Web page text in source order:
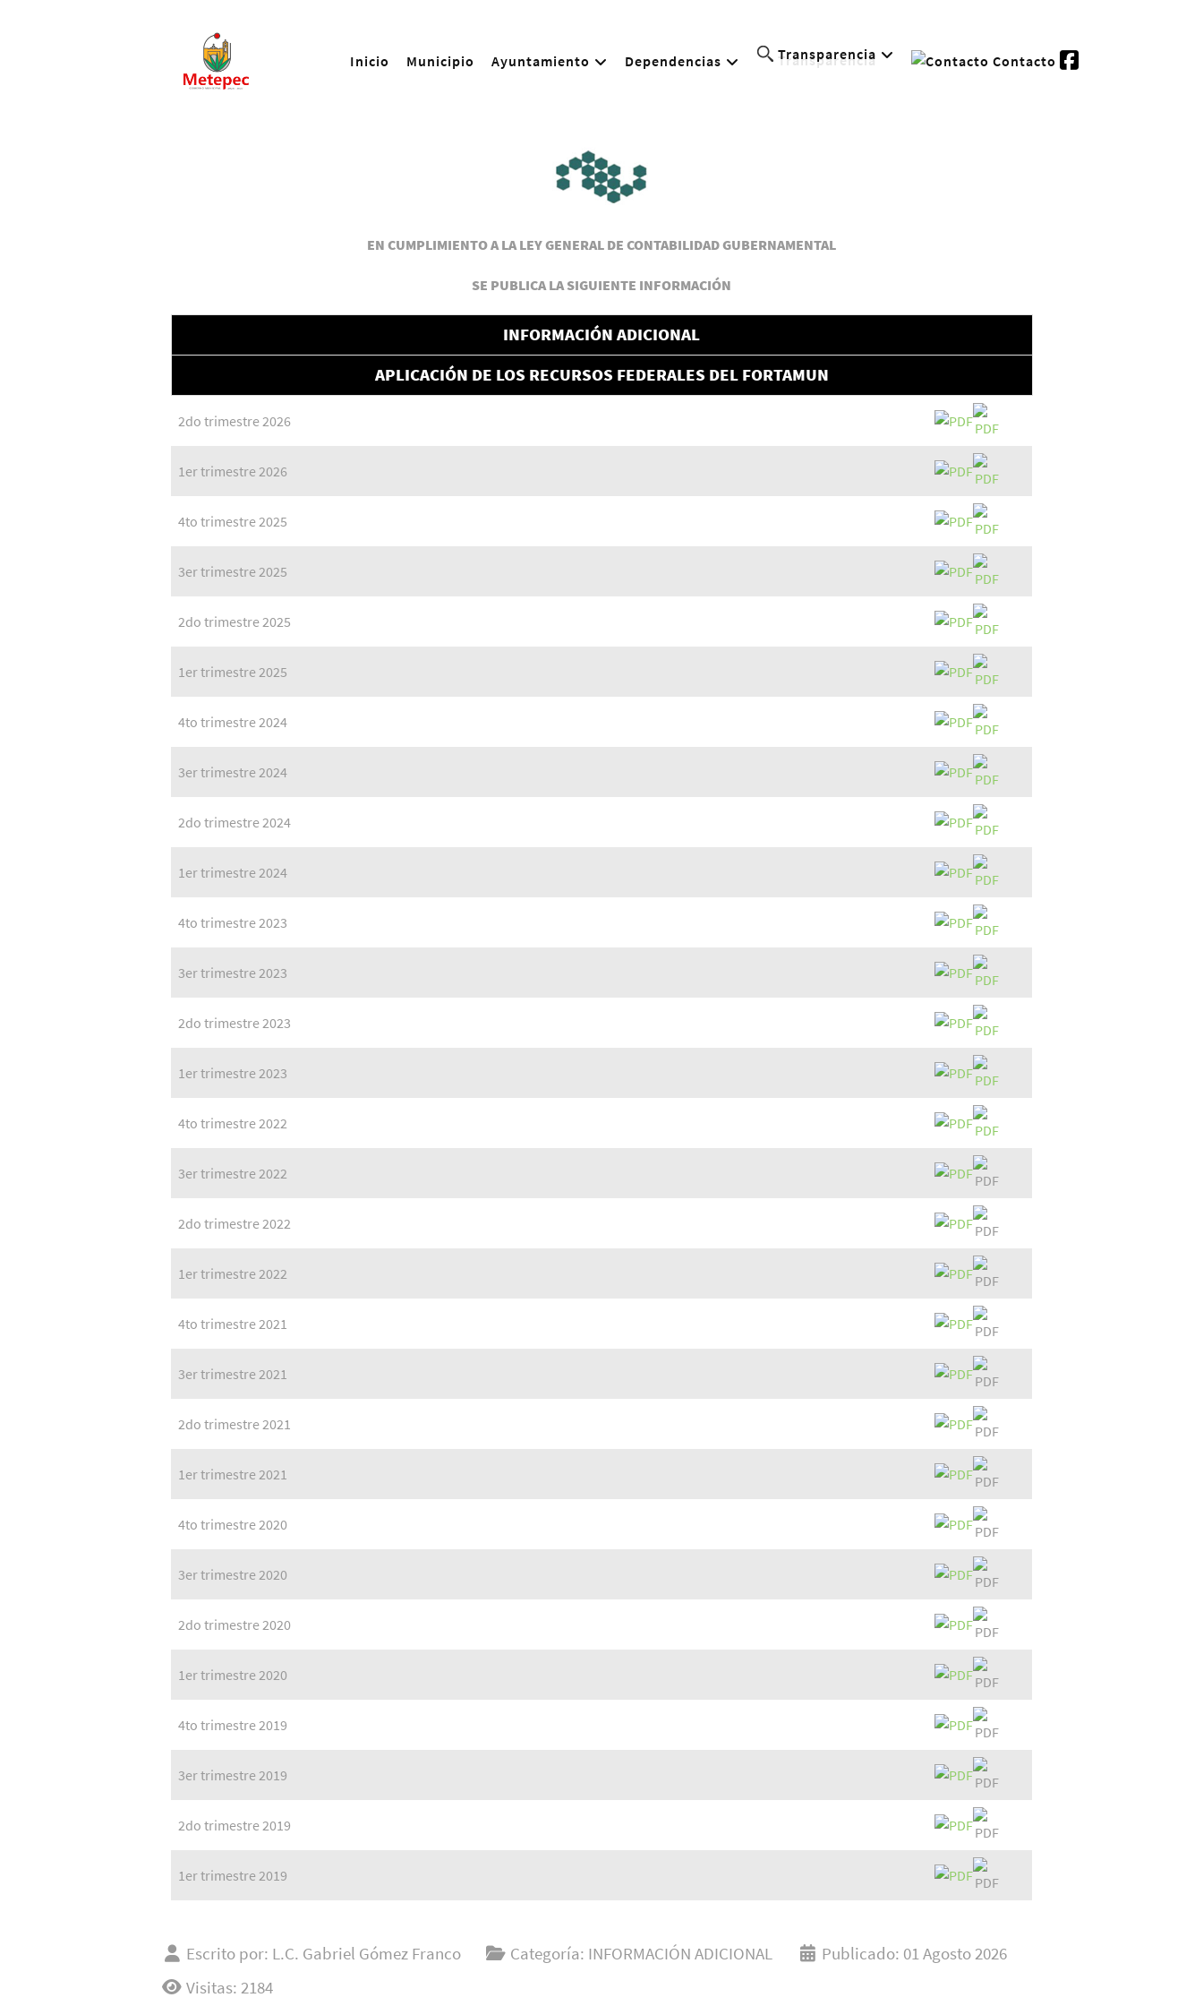
Inicio Municipio Ayuntamiento Dependencias Transparencia Contacto
EN CUMPLIMIENTO A LA LEY GENERAL DE CONTABILIDAD GUBERNAMENTAL
SE PUBLICA LA SIGUIENTE INFORMACIÓN
INFORMACIÓN ADICIONAL
APLICACIÓN DE LOS RECURSOS FEDERALES DEL FORTAMUN
2do trimestre 2026
1er trimestre 2026
4to trimestre 2025
3er trimestre 2025
2do trimestre 2025
1er trimestre 2025
4to trimestre 2024
3er trimestre 2024
2do trimestre 2024
1er trimestre 2024
4to trimestre 2023
3er trimestre 2023
2do trimestre 2023
1er trimestre 2023
4to trimestre 2022
3er trimestre 2022
2do trimestre 2022
1er trimestre 2022
4to trimestre 2021
3er trimestre 2021
2do trimestre 2021
1er trimestre 2021
4to trimestre 2020
3er trimestre 2020
2do trimestre 2020
1er trimestre 2020
4to trimestre 2019
3er trimestre 2019
2do trimestre 2019
1er trimestre 2019
Escrito por: L.C. Gabriel Gómez Franco Categoría: INFORMACIÓN ADICIONAL
Publicado: 01 Agosto 2026
Visitas: 2184